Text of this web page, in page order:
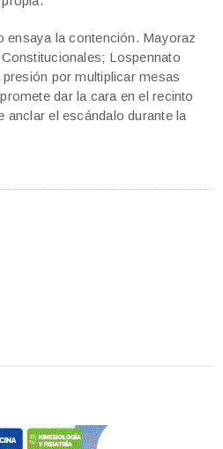
ensaya la contención. Mayoraz
Lospennato
por multiplicar mesas
dar la cara en el recinto
anclar el escándalo durante la